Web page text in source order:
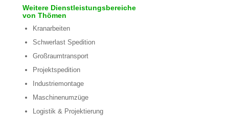
Weitere Dienstleistungsbereiche
von Thömen
Kranarbeiten
Schwerlast Spedition
Großraumtransport
Projektspedition
Industriemontage
Maschinenumzüge
Logistik & Projektierung